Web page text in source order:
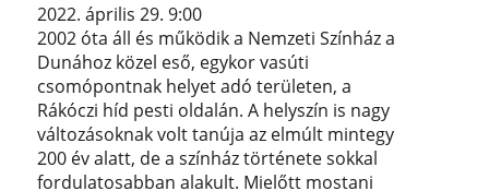
2022. április 29. 9:00
2002 óta áll és működik a Nemzeti Színház a
Dunához közel eső, egykor vasúti
csomópontnak helyet adó területen, a
Rákóczi híd pesti oldalán. A helyszín is nagy
változásoknak volt tanúja az elmúlt mintegy
200 év alatt, de a színház története sokkal
fordulatosabban alakult. Mielőtt mostani